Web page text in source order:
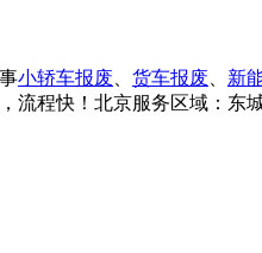
小轿车报废 货车报废 新
流程快！北京服务区域：东